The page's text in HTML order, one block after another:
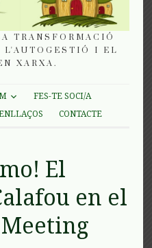
TRANSFORMACIÓ
L'AUTOGESTIÓ I EL
XARXA.
FES-TE SOCI/A
CONTACTE
El
en el